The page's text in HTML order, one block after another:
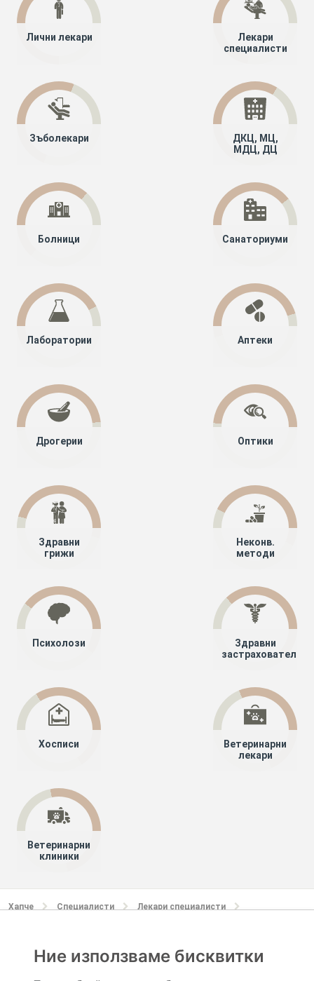
Лични лекари
Лекари
специалисти
Зъболекари
ДКЦ, МЦ,
МДЦ, ДЦ
Болници Санаториуми
Лаборатории Аптеки
Дрогерии Оптики
Здравни
грижи
Неконв.
методи
Психолози
Здравни
застрахователи
Хосписи
Ветеринарни
лекари
Ветеринарни
клиники
Хапче Специалисти
Лекари специалисти
София-градНие използваме бисквитки